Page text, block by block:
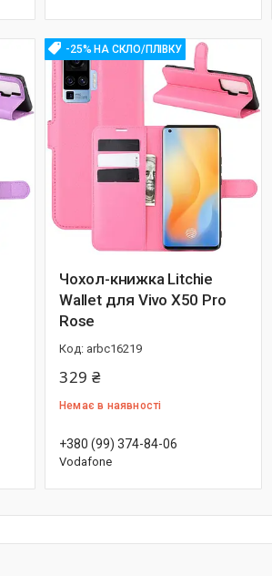
-25% НА СКЛО/ПЛІВКУ
Чохол-книжка Litchie
Wallet для Vivo X50 Pro
Rose
arbc16219
329 ₴
Немає в наявності
+380 (99) 374-84-06
Vodafone